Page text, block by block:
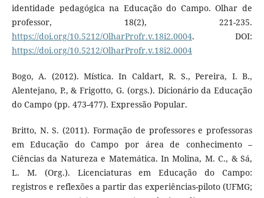
identidade pedagógica na Educação do Campo. Olhar de
professor, 18(2), 221-235.
https://doi.org/10.5212/OlharProfr.v.18i2.0004. DOI:
https://doi.org/10.5212/OlharProfr.v.18i2.0004
Bogo, A. (2012). Mística. In Caldart, R. S., Pereira, I. B.,
Alentejano, P., & Frigotto, G. (orgs.). Dicionário da Educação
do Campo (pp. 473-477). Expressão Popular.
Britto, N. S. (2011). Formação de professores e professoras
em Educação do Campo por área de conhecimento –
Ciências da Natureza e Matemática. In Molina, M. C., & Sá,
L. M. (Org.). Licenciaturas em Educação do Campo:
registros e reflexões a partir das experiências-piloto (UFMG;